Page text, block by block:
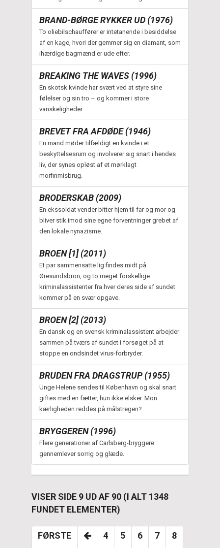
BRAND-BØRGE RYKKER UD (1976)
To oliebilschauffører er intetanende i besiddelse
af en kage, hvori der gemmer sig en diamant, som
ihærdige bagmænd er ude efter.
BREAKING THE WAVES (1996)
En skotsk kvinde har svært ved at styre sine
følelser og sin tro – og kommer i store
vanskeligheder.
BREVET FRA AFDØDE (1946)
En mand møder tilfældigt en kvinde i et
beskyttelsesrum og involverer sig snart i hendes
liv, der synes opløst af et mørklagt
morfinmisbrug.
BRODERSKAB (2009)
En ekssoldat vender bitter hjem til far og mor og
bliver stik imod sine egne forventninger grebet af
den lokale nynazisme.
BROEN [1] (2011)
Et par sammensatte lig findes midt på
Øresundsbron, og to meget forskellige
kriminalassistenter fra hver deres side af sundet
kommer på en svær opgave.
BROEN [2] (2013)
En dansk og en svensk kriminalassistent arbejder
sammen på tværs af sundet i forsøget på at
stoppe en ondsindet virus-forbryder.
BRUDEN FRA DRAGSTRUP (1955)
Unge Helene sendes til København og skal snart
giftes med en fætter, hun ikke elsker. Mon
kærligheden reddes på målstregen?
BRYGGEREN (1996)
Flere generationer af Carlsberg-bryggere
gennemlever sorrig og glæde.
VISER SIDE 9 UD AF 90 (I ALT 1348
FUNDET ELEMENTER)
FØRSTE 4 5 6 7 8